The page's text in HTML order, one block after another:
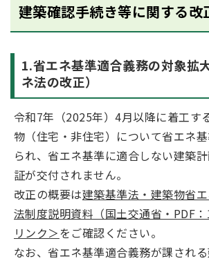
建築確認手続き等に関する改
1.省エネ基準適合義務の対象拡
ネ法の改正）
令和7年（2025年）4月以降に着工す
物（住宅・非住宅）について省エネ
られ、省エネ基準に適合しない建築
証が交付されません。
改正の概要は建築基準法・建築物省
法制度説明資料（国土交通省・PDF
リンク＞をご確認ください。
なお、省エネ基準適合義務が課され